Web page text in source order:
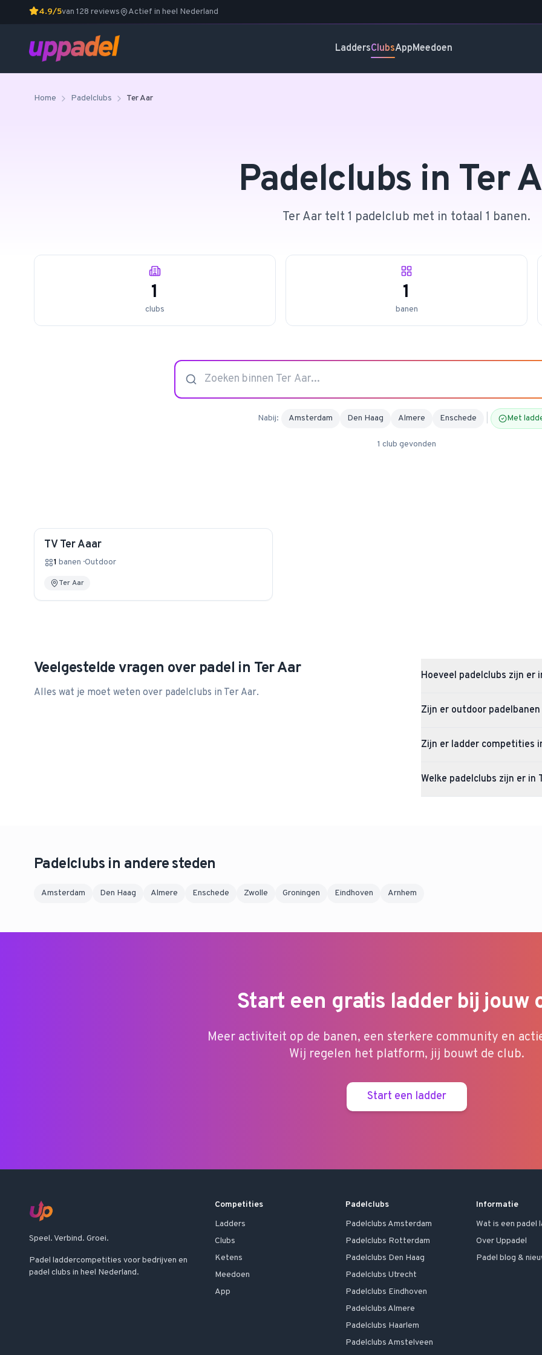
4.9/5van 128 reviews Actief in heel Nederland
LaddersClubsAppMeedoen
Home Padelclubs Ter Aar
Padelclubs in Ter
Ter Aar telt 1 padelclub met in totaal 1 banen.
1
clubs
1
banen
Nabij: Amsterdam Den Haag Almere Enschede Met
1 club gevonden
TV Ter Aaar
1 banen ·Outdoor
Ter Aar
Veelgestelde vragen over padel in Ter Aar
Alles wat je moet weten over padelclubs in Ter Aar.
Hoeveel padelclubs zijn er
Zijn er outdoor
Zijn er ladder competities
ladder starten zodra er
Welke padelclubs zijn er in
Padelclubs in andere steden
Amsterdam Den Haag Almere Enschede Zwolle Groningen Eindhoven Arnhem
Start een gratis ladder bij jouw
Meer activiteit op de banen, een sterkere community en
Wij regelen het platform, jij bouwt de club.
Start een ladder
Speel. Verbind. Groei.
Padel laddercompetities voor bedrijven en
padel clubs in heel Nederland.
Competities
Ladders
Clubs
Ketens
Meedoen
App
Padelclubs
Padelclubs Amsterdam
Padelclubs Rotterdam
Padelclubs Den Haag
PadelclubsUtrecht
Padelclubs Eindhoven
Padelclubs Almere
Padelclubs Haarlem
Padelclubs Amstelveen
Informatie
Wat is een padel
Over Uppadel
Padel blog &